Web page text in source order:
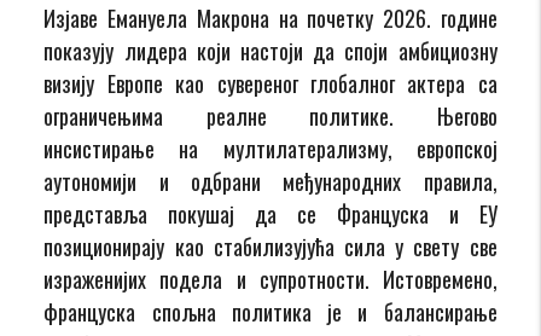
Изјаве Емануела Макрона на почетку 2026. године
показују лидера који настоји да споји амбициозну
визију Европе као сувереног глобалног актера са
ограничењима реалне политике. Његово
инсистирање на мултилатерализму, европској
аутономији и одбрани међународних правила,
представља покушај да се Француска и ЕУ
позиционирају као стабилизујућа сила у свету све
израженијих подела и супротности. Истовремено,
француска спољна политика је и балансирање